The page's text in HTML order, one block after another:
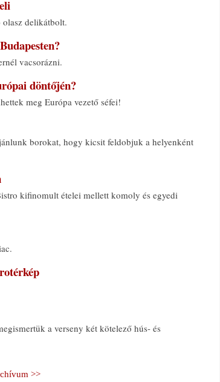
delikátbolt.
vacsorázni.
döntőjén?
meg Európa vezető séfei!
borokat, hogy kicsit feldobjuk a helyenként
kifinomult ételei mellett komoly és egyedi
a verseny két kötelező hús- és
>>